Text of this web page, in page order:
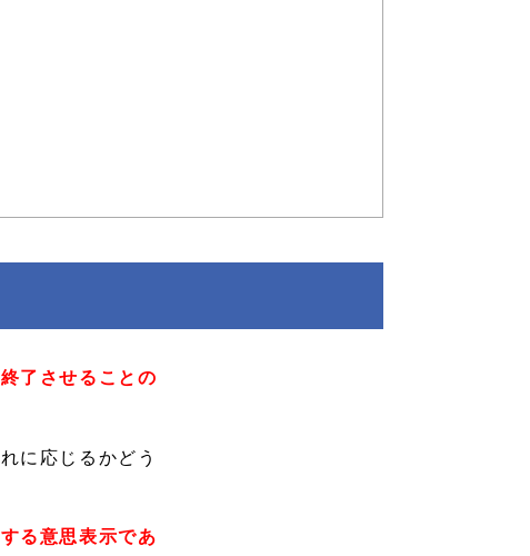
了させることの
に応じるかどう
る意思表示であ